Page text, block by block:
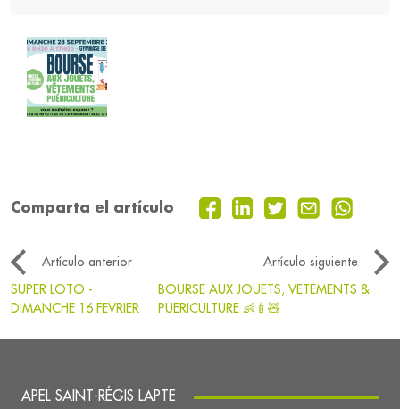
Comparta el artículo
Artículo anterior
Artículo siguiente
SUPER LOTO -
DIMANCHE 16 FEVRIER
BOURSE AUX JOUETS, VETEMENTS &
PUERICULTURE 👶🍼🧸
APEL SAINT-RÉGIS LAPTE